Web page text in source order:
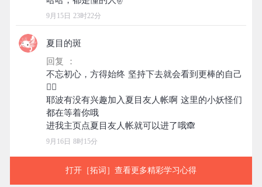
9月15日 23时22分
夏目的斑
回复 ：
不忘初心，方得始终 坚持下去就会看到更棒的自己
✌🏻
耶波有没有兴趣加入夏目友人帐啊 这里的小妖怪们
都在等着你哦
9月16日 8时15分
打开［拓词］查看更多精彩学习心得